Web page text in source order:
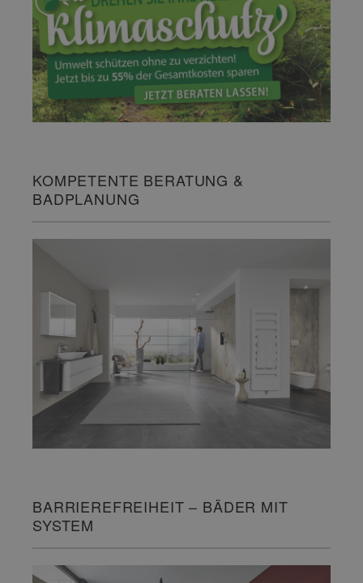
KOMPETENTE BERATUNG &
BADPLANUNG
BARRIEREFREIHEIT – BÄDER MIT
SYSTEM